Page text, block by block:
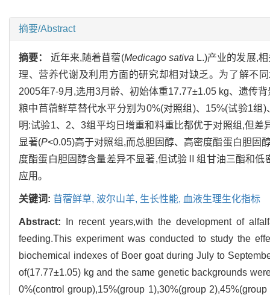
摘要/Abstract
摘要： 近年来,随着苜蓿(Medicago sativa L.)产业的发展,
理、营养代谢及利用方面的研究却相对缺乏。为了解不
2005年7-9月,选用3月龄、初始体重17.77±1.05 kg、遗传
粮中苜蓿鲜草替代水平分别为0%(对照组)、15%(试验1
明:试验1、2、3组平均日增重和料重比都优于对照组,但
显著(P<0.05)高于对照组,而总胆固醇、高密度酯蛋白胆固
度酯蛋白胆固醇含量差异不显著,但试验Ⅱ组甘油三酯和
应用。
关键词: 苜蓿鲜草, 波尔山羊, 生长性能, 血液生理生化指标
Abstract:
In recent years,with the development of
feeding.This experiment was conducted to study the
biochemical indexes of Boer goat during July to
of(17.77±1.05) kg and the same genetic backgrounds
0%(control group),15%(group 1),30%(group